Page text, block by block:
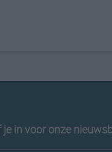
je in voor onze